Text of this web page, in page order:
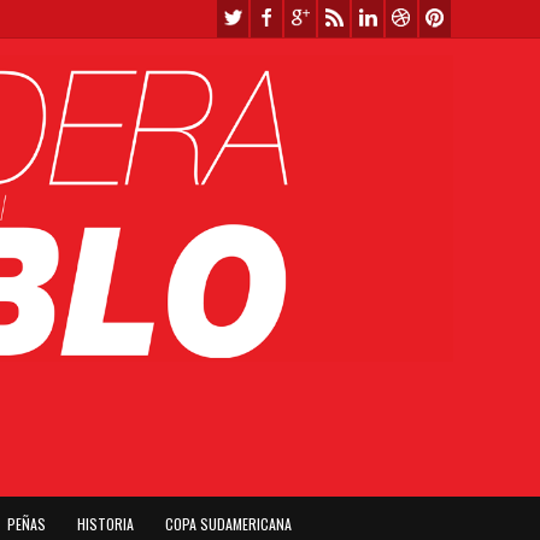
PEÑAS HISTORIA COPA SUDAMERICANA